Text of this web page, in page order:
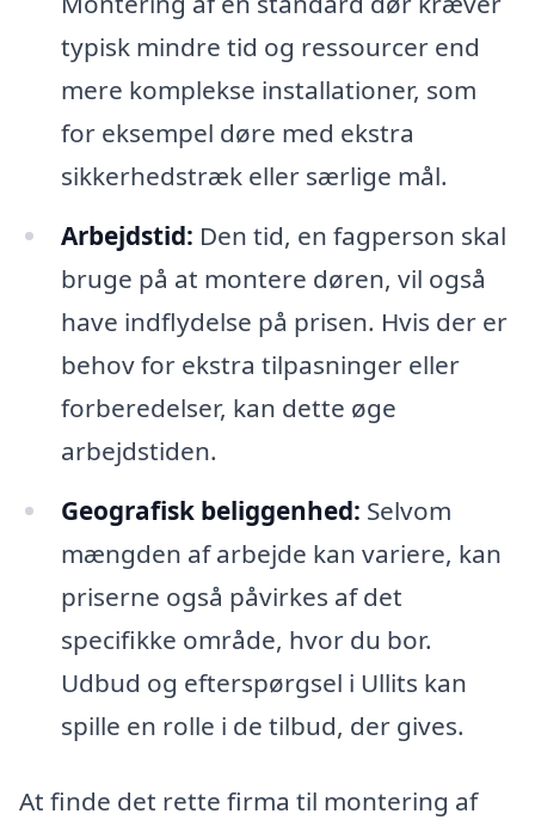
typisk mindre tid og ressourcer end
mere komplekse installationer, som
for eksempel døre med ekstra
sikkerhedstræk eller særlige mål.
Arbejdstid: Den tid, en fagperson skal
bruge på at montere døren, vil også
have indflydelse på prisen. Hvis der er
behov for ekstra tilpasninger eller
forberedelser, kan dette øge
arbejdstiden.
Geografisk beliggenhed: Selvom
mængden af arbejde kan variere, kan
priserne også påvirkes af det
specifikke område, hvor du bor.
Udbud og efterspørgsel i Ullits kan
spille en rolle i de tilbud, der gives.
At finde det rette firma til montering af